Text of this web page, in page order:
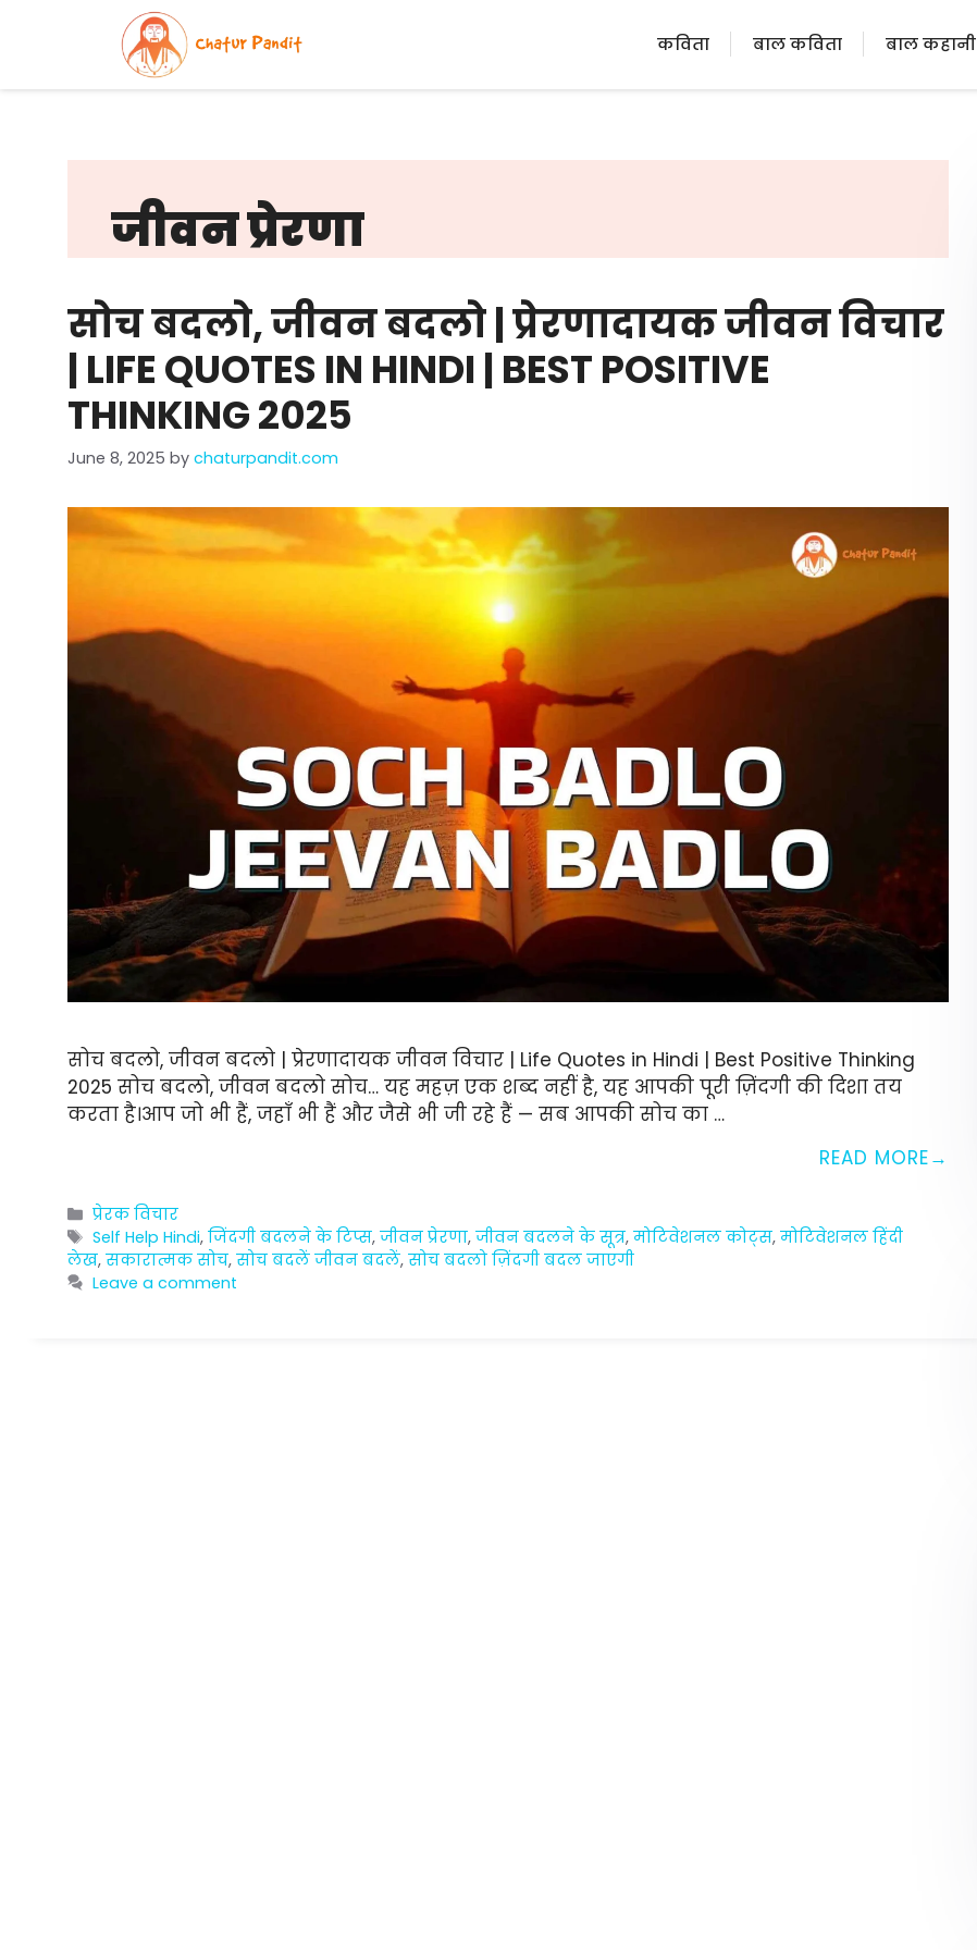
कविता बाल कविता बाल कहानी
जीवन प्रेरणा
सोच बदलो, जीवन बदलो | प्रेरणादायक जीवन विचार
| LIFE QUOTES IN HINDI | BEST POSITIVE
THINKING 2025
June 8, 2025 by chaturpandit.com
सोच बदलो, जीवन बदलो | प्रेरणादायक जीवन विचार | Life Quotes in Hindi | Best Positive Thinking
2025 सोच बदलो, जीवन बदलो सोच… यह महज़ एक शब्द नहीं है, यह आपकी पूरी ज़िंदगी की दिशा तय
करता है।आप जो भी हैं, जहाँ भी हैं और जैसे भी जी रहे हैं — सब आपकी सोच का …
READ MORE
Categories
प्रेरक विचार
Tags
Self Help Hindi,जिंदगी बदलने के टिप्स,जीवन प्रेरणा,जीवन बदलने के सूत्र,मोटिवेशनल कोट्स,मोटिवेशनल हिंदी
लेख, सकारात्मक सोच, सोच बदलें जीवन बदलें, सोच बदलो ज़िंदगी बदल जाएगी
Leave a comment